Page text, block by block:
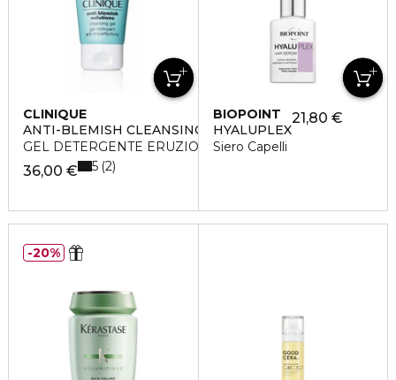
CLINIQUE
ANTI-BLEMISH CLEANSING GEL
GEL DETERGENTE ERUZIONI CUTANEE
36,00 € 5 2
BIOPOINT
HYALUPLEX
Siero Capelli
21,80 €
20%